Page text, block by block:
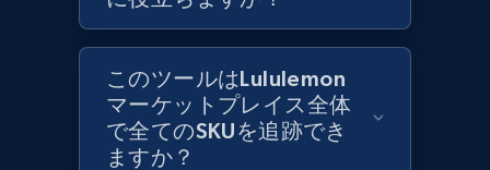
Category id, Product id, Product name, Price,
Currency, Colour code, Colour, Description, and
1.2K+ 208+ 今すぐ始める
このツールはLululemon
マーケットプレイス全体
で全てのSKUを追跡でき
ますか？